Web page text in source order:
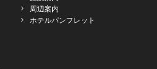
周辺案内
ホテルパンフレット